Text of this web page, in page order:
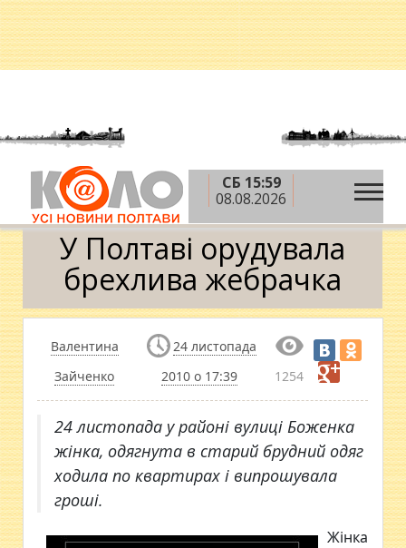
СБ 15:59
08.08.2026
Головна » Новини »
У Полтаві орудувала
брехлива жебрачка
У Полтаві орудувала
брехлива жебрачка
Валентина
Зайченко
24 листопада
2010 о 17:39
1254
24 листопада у районі вулиці Боженка
жінка, одягнута в старий брудний одяг
ходила по квартирах і випрошувала
гроші.
Жінка